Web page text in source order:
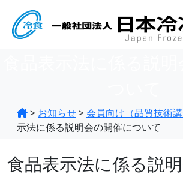
> お知らせ>会員向け（品質技術講
示法に係る説明会の開催について
食品表示法に係る説